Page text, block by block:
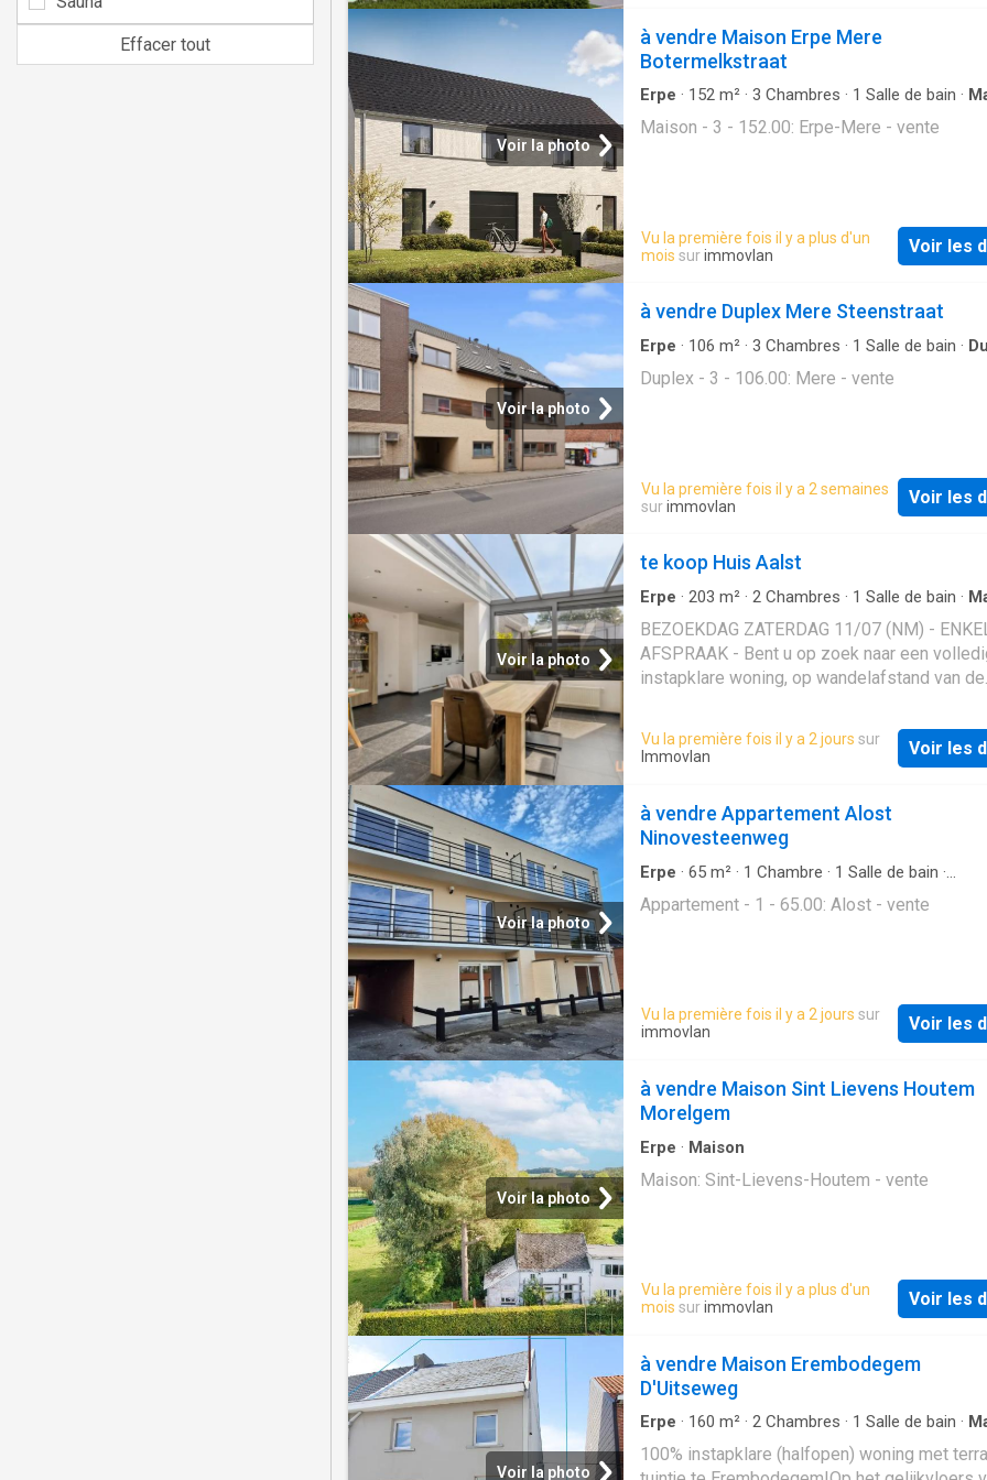
voor optimale isolatie✅ 13 fotovoltaïsche
zonnepanelen voor meer energie-autonomie✅
Warmtepomp & vloerverwarming voor
thermisch comfort✅ Ventilatiesysteem D met
warmterecuperatie voor gezonde lucht en
personalisatie van het project,
zonder meerprijs, en de mogelijkheid om het
en sleutel-op-de-deur aanbod Traditionele
een zeer uitgebreid lastenboek Totale prijs:
601.616€ inclusief:✔️ BTW✔️ erelonen
Voir la photo
à vendre Maison Erpe Mere
Botermelkstraat
Erpe · 152 m² · 3 Chambres · 1 Salle de bain ·
Maison - 3 - 152.00: Erpe-Mere - vente
Vu la première fois il y a plus d'un
mois surimmovlan Voir les
Voir la photo
à vendre Duplex Mere Steenstraat
Erpe · 106 m² · 3 Chambres · 1 Salle de bain ·
Duplex - 3 - 106.00: Mere - vente
Vu la première fois il y a 2 semaines
surimmovlan Voir les
Voir la photo
te koop Huis Aalst
Erpe · 203 m² · 2 Chambres · 1 Salle de bain ·
BEZOEKDAG ZATERDAG 11/07 (NM) -
AFSPRAAK - Bent u op zoek naar een
instapklare woning, op wandelafstand van de
voorzieningen binnen handbereik en een
verbinding naar de E40 richting Gent en
Zoek dan niet verder. In de Schoolstraat
jaren van A tot Z kwalitatief werd
resultaat is een stijlvolle en comfortabele
gezinswoning met een doordachte indeling en
aangename leefruimtes. Op het gelijkvloers
binnen via de inkomhal met vernieuwde trap
leefruimte, waar het open woonconcept
het oog springt. De gezellige zithoek vloeit
leefkeuken, terwijl de indeling tegelijk
knusse hoekjes creëert. Dankzij de grote
raampartijen
Vu la première fois il y a 2 jours sur
Immovlan
Voir les
Voir la photo
à vendre Appartement Alost
Ninovesteenweg
Erpe · 65 m² · 1 Chambre · 1 Salle de bain ·
Appartement - 1 - 65.00: Alost - vente
Vu la première fois il y a 2 jours sur
immovlan
Voir les
Voir la photo
à vendre Maison Sint Lievens Houtem
Morelgem
Erpe · Maison
Maison: Sint-Lievens-Houtem - vente
Vu la première fois il y a plus d'un
mois surimmovlan Voir les
Voir la photo
à vendre Maison Erembodegem
D'Uitseweg
Erpe · 160 m² · 2 Chambres · 1 Salle de bain ·
100% instapklare (halfopen) woning met
Effacer tout